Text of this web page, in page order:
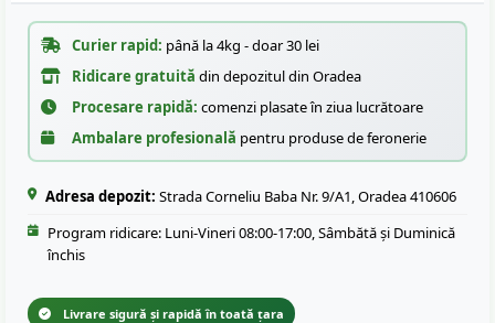
Curier rapid: până la 4kg - doar 30 lei
Ridicare gratuită din depozitul din Oradea
Procesare rapidă: comenzi plasate în ziua lucrătoare
Ambalare profesională pentru produse de feronerie
Adresa depozit: Strada Corneliu Baba Nr. 9/A1, Oradea 410606
Program ridicare: Luni-Vineri 08:00-17:00, Sâmbătă și Duminică
închis
Livrare sigură și rapidă în toată țara